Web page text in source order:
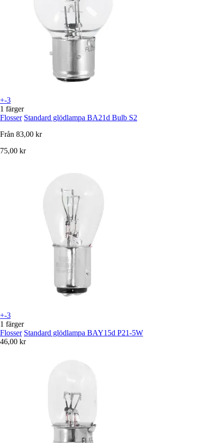
+-3
1 färger
Flosser Standard glödlampa BA21d Bulb S2
Från 83,00 kr
75,00 kr
+-3
1 färger
Flosser Standard glödlampa BAY15d P21-5W
46,00 kr